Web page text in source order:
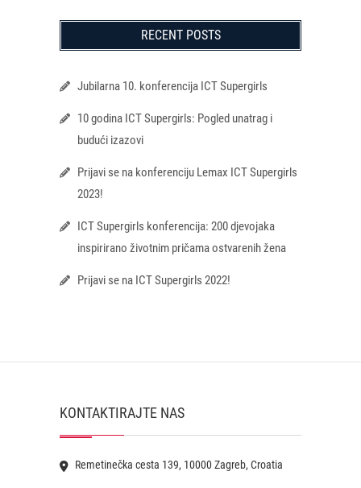
RECENT POSTS
Jubilarna 10. konferencija ICT Supergirls
10 godina ICT Supergirls: Pogled unatrag i
budući izazovi
Prijavi se na konferenciju Lemax ICT Supergirls
2023!
ICT Supergirls konferencija: 200 djevojaka
inspirirano životnim pričama ostvarenih žena
Prijavi se na ICT Supergirls 2022!
KONTAKTIRAJTE NAS
Remetinečka cesta 139, 10000 Zagreb, Croatia